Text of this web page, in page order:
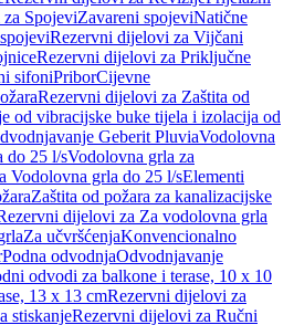
SpojeviZavareni spojeviNatične
Rezervni dijelovi za Vijčani
Rezervni dijelovi za Priključne
sifoniPriborCijevne
Rezervni dijelovi za Zaštita od
od vibracijske buke tijela i izolacija od
Geberit PluviaVodolovna
do 25 l/sVodolovna grla za
Vodolovna grla do 25 l/sElementi
Zaštita od požara za kanalizacijske
dijelovi za Za vodolovna grla
Za učvršćenjaKonvencionalno
Podna odvodnjaOdvodnjavanje
odvodi za balkone i terase, 10 x 10
13 x 13 cmRezervni dijelovi za
stiskanjeRezervni dijelovi za Ručni